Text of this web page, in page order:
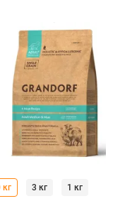
кг 3 кг 1 кг